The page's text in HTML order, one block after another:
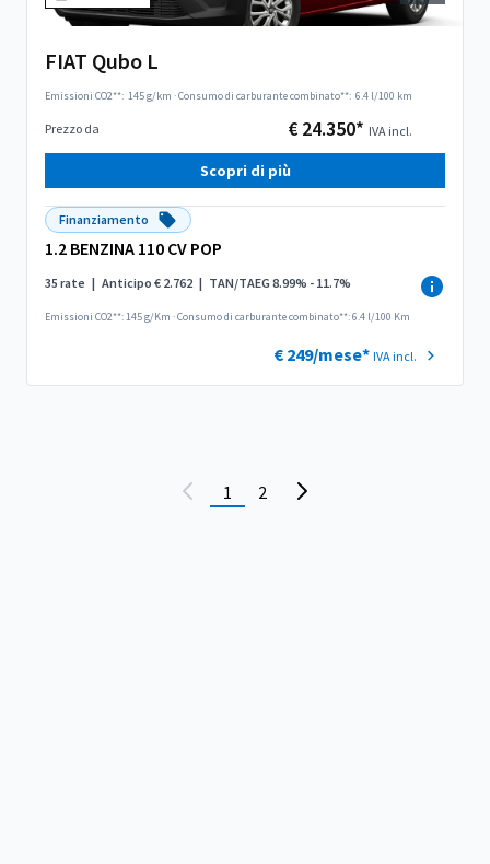
FIAT Qubo L
Emissioni CO2**: 145 g/km ·Consumo di carburante combinato**: 6.4 l/100 km
Prezzo da € 24.350* IVA incl.
Scopri di più
Finanziamento
1.2 BENZINA 110 CV POP
35 rate | Anticipo € 2.762 | TAN/TAEG 8.99% - 11.7%
Emissioni CO2**: 145 g/Km ·Consumo di carburante combinato**: 6.4 l/100 Km
€ 249/mese* IVA incl.
1 2